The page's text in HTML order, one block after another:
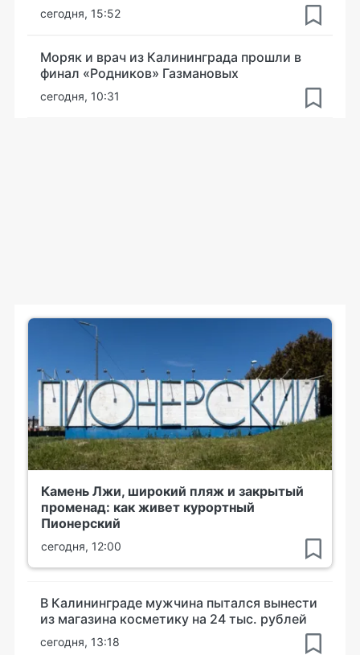
сегодня, 15:52
Моряк и врач из Калининграда прошли в
финал «Родников» Газмановых
сегодня, 10:31
Камень Лжи, широкий пляж и закрытый
променад: как живет курортный
Пионерский
сегодня, 12:00
В Калининграде мужчина пытался вынести
из магазина косметику на 24 тыс. рублей
сегодня, 13:18